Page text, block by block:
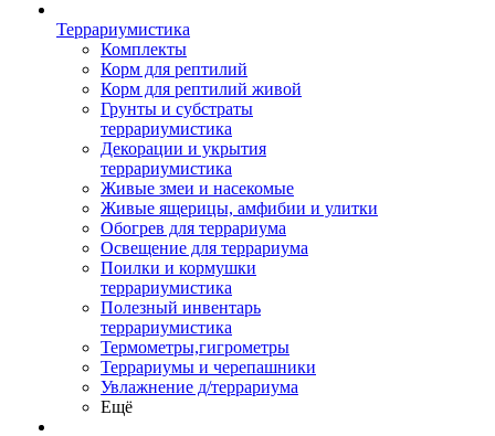
Террариумистика
Комплекты
Корм для рептилий
Корм для рептилий живой
Грунты и субстраты
террариумистика
Декорации и укрытия
террариумистика
Живые змеи и насекомые
Живые ящерицы, амфибии и улитки
Обогрев для террариума
Освещение для террариума
Поилки и кормушки
террариумистика
Полезный инвентарь
террариумистика
Термометры,гигрометры
Террариумы и черепашники
Увлажнение д/террариума
Ещё